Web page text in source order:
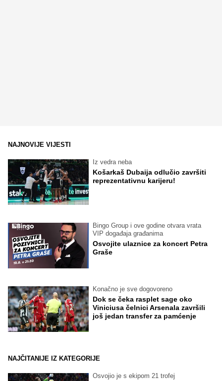
NAJNOVIJE VIJESTI
Iz vedra neba
Košarkaš Dubaija odlučio završiti
reprezentativnu karijeru!
Bingo Group i ove godine otvara vrata
VIP događaja građanima
Osvojite ulaznice za koncert Petra
Graše
Konačno je sve dogovoreno
Dok se čeka rasplet sage oko
Viniciusa čelnici Arsenala završili
još jedan transfer za pamćenje
NAJČITANIJE IZ KATEGORIJE
Osvojio je s ekipom 21 trofej